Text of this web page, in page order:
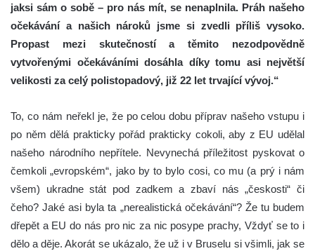
jaksi sám o sobě – pro nás mít, se nenaplnila. Práh našeho
očekávání a našich nároků jsme si zvedli příliš vysoko.
Propast mezi skutečností a těmito nezodpovědně
vytvořenými očekáváními dosáhla díky tomu asi největší
velikosti za celý polistopadový, již 22 let trvající vývoj.“
To, co nám neřekl je, že po celou dobu příprav našeho vstupu i
po něm dělá prakticky pořád prakticky cokoli, aby z EU udělal
našeho národního nepřítele. Nevynechá příležitost pyskovat o
čemkoli „evropském“, jako by to bylo cosi, co mu (a prý i nám
všem) ukradne stát pod zadkem a zbaví nás „českosti“ či
čeho? Jaké asi byla ta „nerealistická očekávání“? Že tu budem
dřepět a EU do nás pro nic za nic posype prachy, Vždyť se to i
dělo a děje. Akorát se ukázalo, že už i v Bruselu si všimli, jak se